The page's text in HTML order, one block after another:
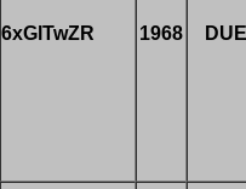
6xGlTwZR 1968